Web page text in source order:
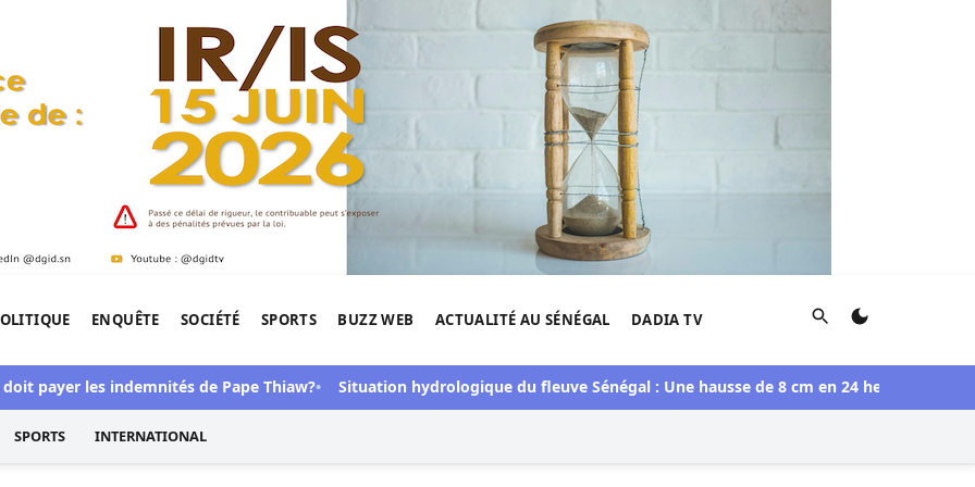
de l'Afrique.
ENQUÊTE SOCIÉTÉ SPORTS BUZZ WEB ACTUALITÉ AU SÉNÉGAL DADIA TV Rechercher
les indemnités de Pape Thiaw? Situation hydrologique du fleuve Sénégal : Une hausse de 8 cm en 24 heures à Podor
SPORTS INTERNATIONAL